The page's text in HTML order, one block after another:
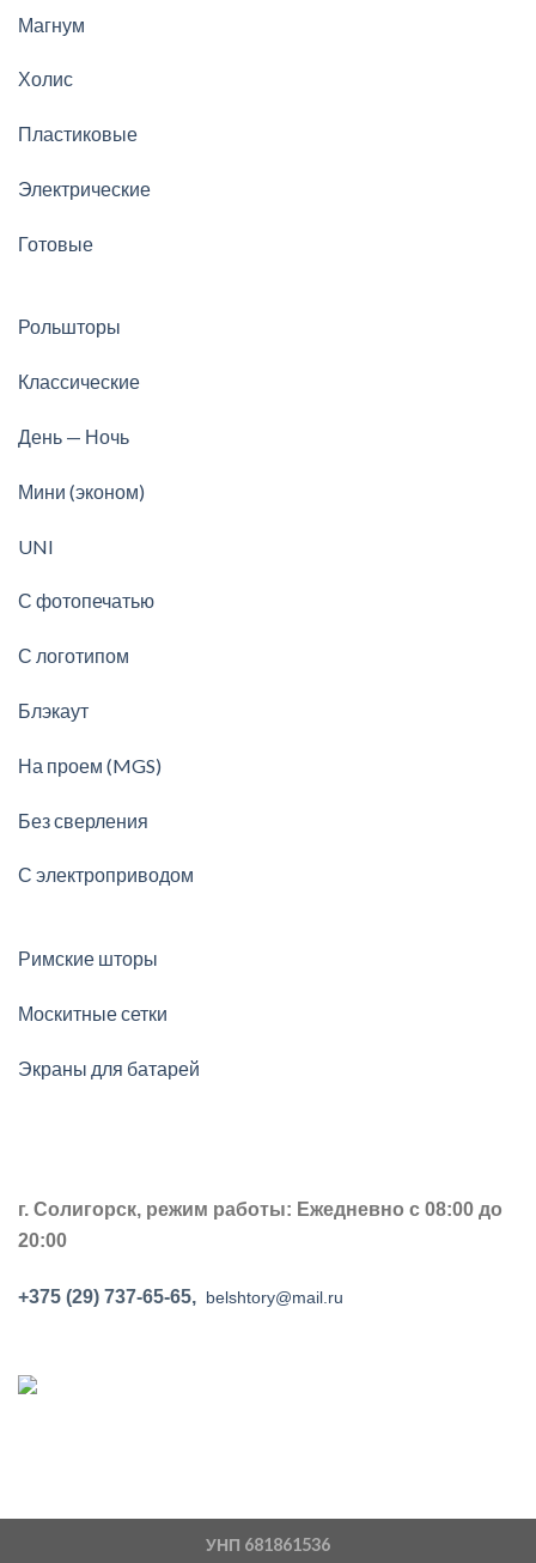
Магнум
Холис
Пластиковые
Электрические
Готовые
Рольшторы
Классические
День — Ночь
Мини (эконом)
UNI
С фотопечатью
С логотипом
Блэкаут
На проем (MGS)
Без сверления
С электроприводом
Римские шторы
Москитные сетки
Экраны для батарей
г. Солигорск, режим работы: Ежедневно с 08:00 до
20:00
+375 (29) 737-65-65, belshtory@mail.ru
УНП 681861536